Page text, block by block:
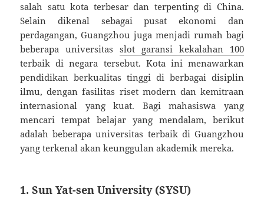
salah satu kota terbesar dan terpenting di China.
Selain dikenal sebagai pusat ekonomi dan
perdagangan, Guangzhou juga menjadi rumah bagi
beberapa universitasslot garansi kekalahan 100
terbaik di negara tersebut. Kota ini menawarkan
pendidikan berkualitas tinggi di berbagai disiplin
ilmu, dengan fasilitas riset modern dan kemitraan
internasional yang kuat. Bagi mahasiswa yang
mencari tempat belajar yang mendalam, berikut
adalah beberapa universitas terbaik di Guangzhou
yang terkenal akan keunggulan akademik mereka.
1.Sun Yat-sen University (SYSU)